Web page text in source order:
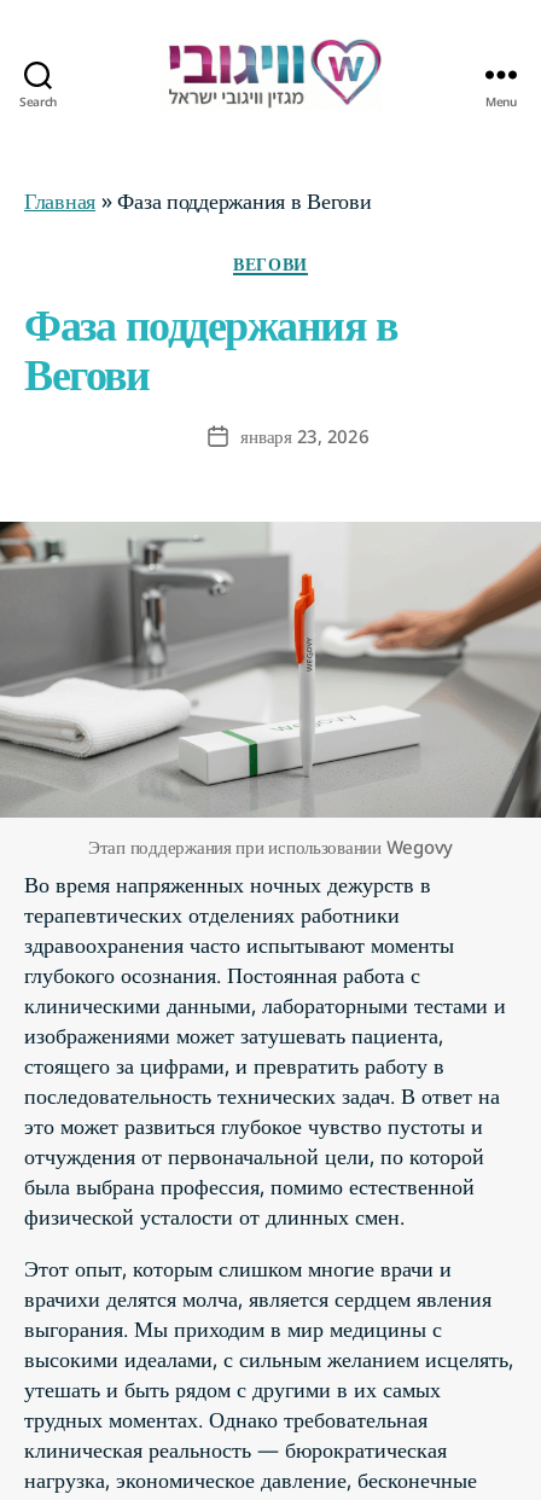
Search Menu
Главная »Фаза поддержания в Вегови
ВЕГОВИ
Фаза поддержания в
Вегови
Postянваря 23, 2026
Этап поддержания при использовании Wegovy
Во время напряженных ночных дежурств в
терапевтических отделениях работники
здравоохранения часто испытывают моменты
глубокого осознания. Постоянная работа с
клиническими данными, лабораторными тестами и
изображениями может затушевать пациента,
стоящего за цифрами, и превратить работу в
последовательность технических задач. В ответ на
это может развиться глубокое чувство пустоты и
отчуждения от первоначальной цели, по которой
была выбрана профессия, помимо естественной
физической усталости от длинных смен.
Этот опыт, которым слишком многие врачи и
врачихи делятся молча, является сердцем явления
выгорания. Мы приходим в мир медицины с
высокими идеалами, с сильным желанием исцелять,
утешать и быть рядом с другими в их самых
трудных моментах. Однако требовательная
клиническая реальность — бюрократическая
нагрузка, экономическое давление, бесконечные